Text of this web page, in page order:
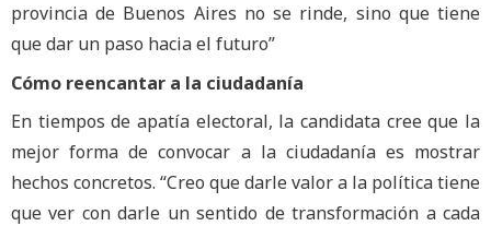
provincia de Buenos Aires no se rinde, sino que tiene
que dar un paso hacia el futuro”
Cómo reencantar a la ciudadanía
En tiempos de apatía electoral, la candidata cree que la
mejor forma de convocar a la ciudadanía es mostrar
hechos concretos. “Creo que darle valor a la política tiene
que ver con darle un sentido de transformación a cada